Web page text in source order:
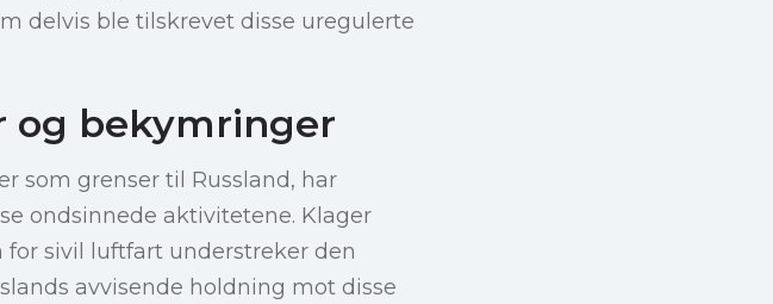
delvis ble tilskrevet disse uregulerte
og bekymringer
som grenser til Russland, har
ondsinnede aktivitetene. Klager
sivil luftfart understreker den
avvisende holdning mot disse